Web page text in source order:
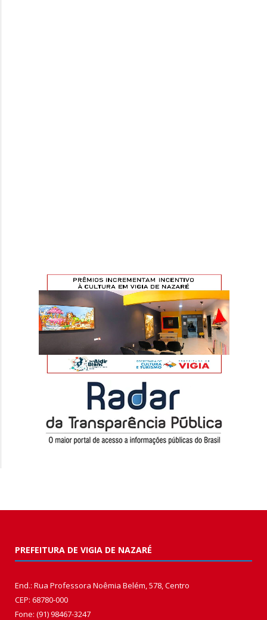
PREFEITURA DE VIGIA DE NAZARÉ
End.: Rua Professora Noêmia Belém, 578, Centro
CEP: 68780-000
Fone: (91) 98467-3247